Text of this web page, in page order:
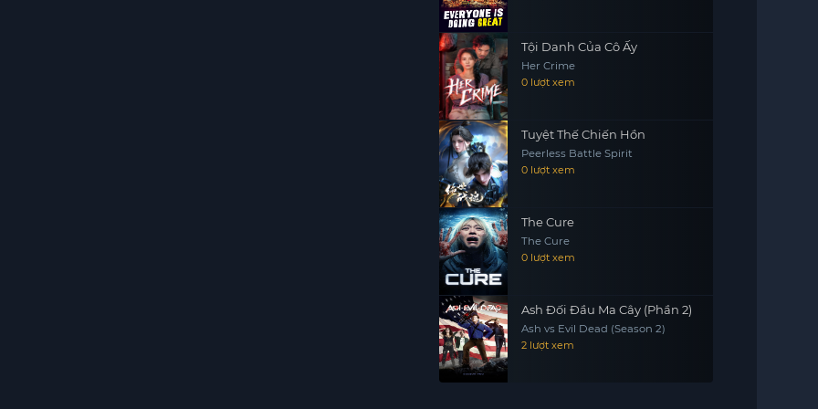
Tội Danh Của Cô Ấy
Her Crime
0 lượt xem
Tuyệt Thế Chiến Hồn
Peerless Battle Spirit
0 lượt xem
The Cure
The Cure
0 lượt xem
Ash Đối Đầu Ma Cây (Phần 2)
Ash vs Evil Dead (Season 2)
2 lượt xem